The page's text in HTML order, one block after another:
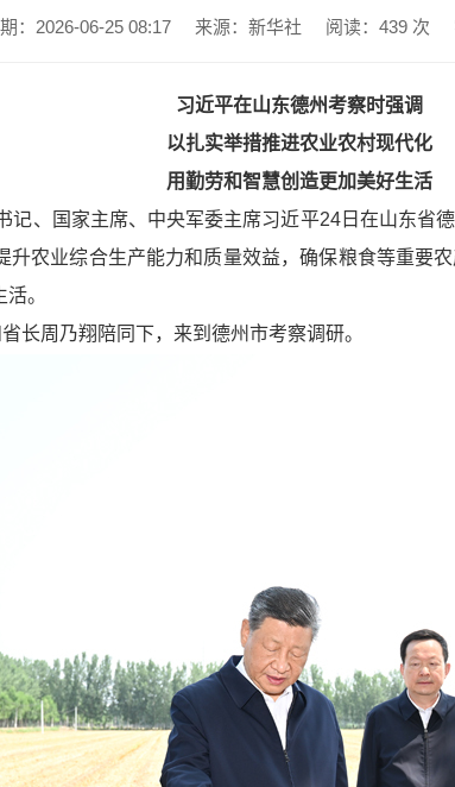
：2026-06-25 08:17 来源：新华社 阅读： 439次
习近平在山东德州考察时强调
以扎实举措推进农业农村现代化
用勤劳和智慧创造更加美好生活
、国家主席、中央军委主席习近平24日在山东省
农业综合生产能力和质量效益，确保粮食等重要
。
长周乃翔陪同下，来到德州市考察调研。